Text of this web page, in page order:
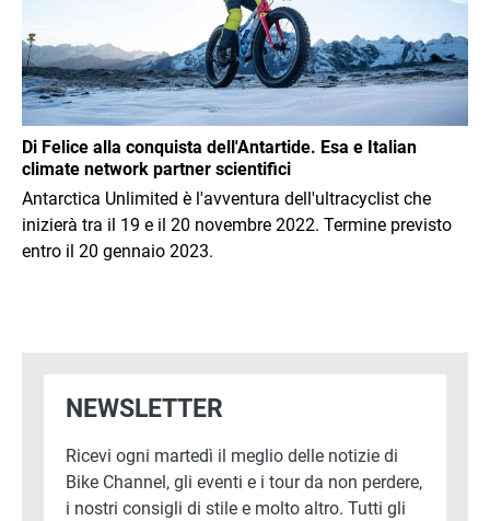
Di Felice alla conquista dell'Antartide. Esa e Italian
climate network partner scientifici
Antarctica Unlimited è l'avventura dell'ultracyclist che
inizierà tra il 19 e il 20 novembre 2022. Termine previsto
entro il 20 gennaio 2023.
NEWSLETTER
Ricevi ogni martedì il meglio delle notizie di
Bike Channel, gli eventi e i tour da non perdere,
i nostri consigli di stile e molto altro. Tutti gli